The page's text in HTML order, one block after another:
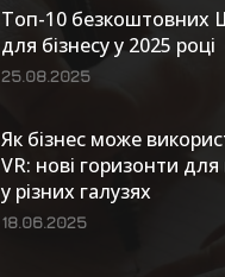
Топ-10 безкоштовних
для бізнесу у 2025 році
25.08.2025
Як бізнес може
VR: нові горизонти
у різних галузях
18.06.2025